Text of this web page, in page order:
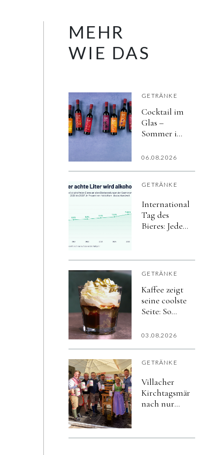
MEHR
WIE DAS
GETRÄNKE
Cocktail im
Glas –
Sommer im
06.08.2026
GETRÄNKE
Internationaler
Tag des
Bieres: Jeder
Gastro wird
alkoholfrei
GETRÄNKE
Kaffee zeigt
seine coolste
Seite: So
schmeckt
03.08.2026
GETRÄNKE
Villacher
Kirchtagsmärzen
nach nur